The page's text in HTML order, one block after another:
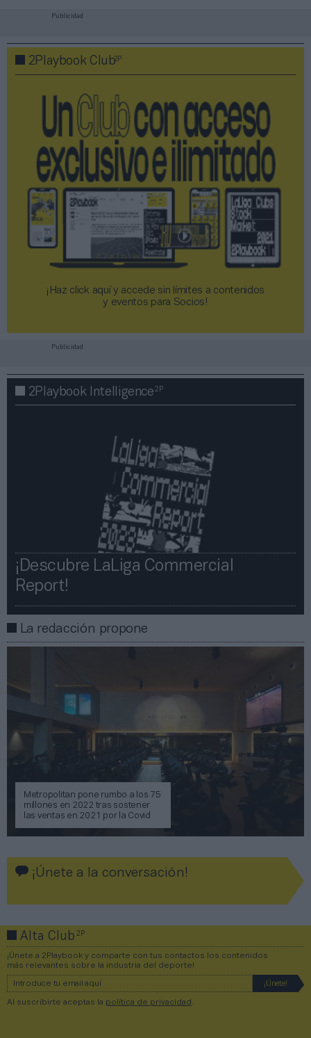
Publicidad
2Playbook Club2P
¡Haz click aquí y accede sin límites a contenidos
y eventos para Socios!​​​​​​​
Publicidad
2Playbook Intelligence2P
¡Descubre LaLiga Commercial
Report!​​
La redacción propone
Metropolitan pone rumbo a los 75
millones en 2022 tras sostener
las ventas en 2021 por la Covid
¡Únete a la conversación!
Alta Club2P
¡Únete a 2Playbook y comparte con tus contactos los contenidos
más relevantes sobre la industria del deporte!
Al suscribirte aceptas la política de privacidad